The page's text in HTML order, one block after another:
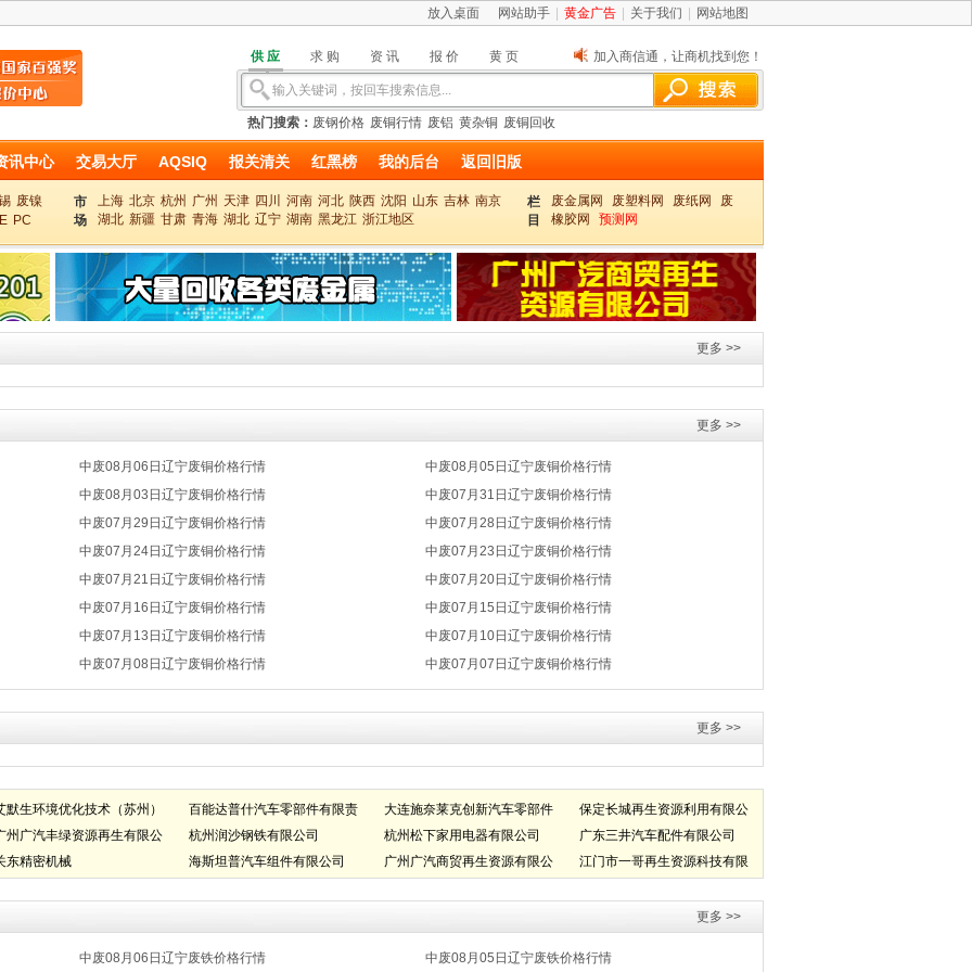
放入桌面 网站助手 黄金广告 关于我们 网站地图
供应 求购 资讯 报价 黄页 加入商信通，让商机找到您！
热门搜索： 废钢价格 废铜行情 废铝 黄杂铜 废铜回收
讯中心 交易大厅 AQSIQ 报关清关 红黑榜 我的后台 返回旧版
废镍
PC
市
场
上海 北京 杭州 广州 天津 四川 河南 河北 陕西 沈阳 山东 吉林 南京
湖北 新疆 甘肃 青海 湖北 辽宁 湖南 黑龙江 浙江地区
栏
目
废金属网 废塑料网 废纸网
废
橡胶网
预测网
更多 >>
更多 >>
中废08月06日辽宁废铜价格行情
中废08月05日辽宁废铜价格行情
中废08月03日辽宁废铜价格行情
中废07月31日辽宁废铜价格行情
中废07月29日辽宁废铜价格行情
中废07月28日辽宁废铜价格行情
中废07月24日辽宁废铜价格行情
中废07月23日辽宁废铜价格行情
中废07月21日辽宁废铜价格行情
中废07月20日辽宁废铜价格行情
中废07月16日辽宁废铜价格行情
中废07月15日辽宁废铜价格行情
中废07月13日辽宁废铜价格行情
中废07月10日辽宁废铜价格行情
中废07月08日辽宁废铜价格行情
中废07月07日辽宁废铜价格行情
更多 >>
默生环境优化技术（苏州）
限公司
百能达普什汽车零部件有限责
任公司
大连施奈莱克创新汽车零部件
有限公司
保定长城再生资源利用有限公
司
州广汽丰绿资源再生有限公
杭州润沙钢铁有限公司 杭州松下家用电器有限公司
广东三井汽车配件有限公司
东精密机械
海斯坦普汽车组件有限公司
广州广汽商贸再生资源有限公
江门市一哥再生资源科技有限
更多 >>
中废08月06日辽宁废铁价格行情 中废08月05日辽宁废铁价格行情